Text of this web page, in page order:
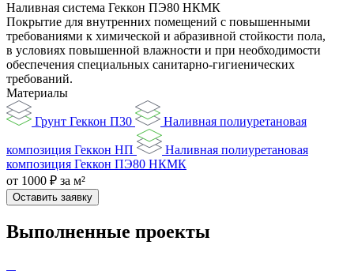
Наливная система Геккон ПЭ80 НКМК
Покрытие для внутренних помещений с повышенными
требованиями к химической и абразивной стойкости пола,
в условиях повышенной влажности и при необходимости
обеспечения специальных санитарно-гигиенических
требований.
Материалы
Грунт Геккон П30 Наливная полиуретановая
композиция Геккон НП
Наливная полиуретановая
композиция Геккон ПЭ80 НКМК
от 1000 ₽ за м²
Оставить заявку
Выполненные проекты